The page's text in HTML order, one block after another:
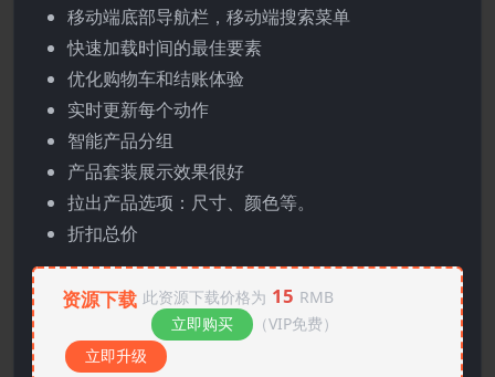
移动端底部导航栏，移动端搜索菜单
快速加载时间的最佳要素
优化购物车和结账体验
实时更新每个动作
智能产品分组
产品套装展示效果很好
拉出产品选项：尺寸、颜色等。
折扣总价
资源下载 此资源下载价格为 15 RMB
立即购买
（VIP免费）
立即升级